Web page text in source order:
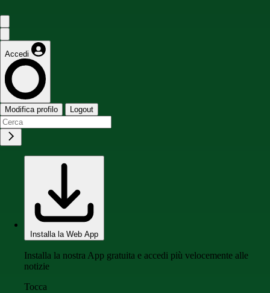
Accedi
Modifica profilo Logout
Installa la Web App
Installa la nostra App gratuita e accedi più velocemente alle
notizie
Tocca